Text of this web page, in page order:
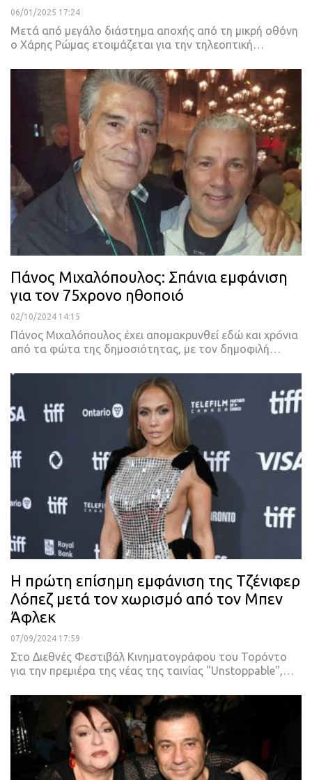
06/01/2025 17:24
Μετά από μεγάλο διάστημα αποχής από τη μικρή οθόνη
ο Χάρης Ρώμας ετοιμάζεται για την τηλεοπτική…
Πάνος Μιχαλόπουλος: Σπάνια εμφάνιση
για τον 75χρονο ηθοποιό
02/10/2024 14:15
Πάνος Μιχαλόπουλος έχει απομακρυνθεί εδώ και χρόνια
από τα φώτα της δημοσιότητας, με τον δημοφιλή…
Η πρώτη επίσημη εμφάνιση της Τζένιφερ
Λόπεζ μετά τον χωρισμό από τον Μπεν
Άφλεκ
07/09/2024 17:59
Στο Διεθνές Φεστιβάλ Κινηματογράφου του Τορόντο
για την πρεμιέρα της νέας της ταινίας "Unstoppable",…